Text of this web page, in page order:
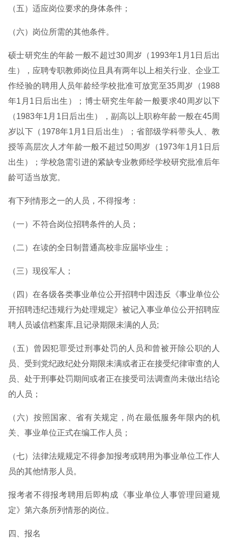
（五）适应岗位要求的身体条件；
（六）岗位所需的其他条件。
硕士研究生的年龄一般不超过30周岁（1993年1月1日后出
生），应聘专职教师岗位且具有两年以上相关行业、企业工
作经验的聘用人员年龄经学校批准可放宽至35周岁（1988
年1月1日后出生）；博士研究生年龄一般要求40周岁以下
（1983年1月1日后出生），副高以上职称年龄一般在45周
岁以下（1978年1月1日后出生）；省部级学科带头人、教
授等高层次人才年龄一般不超过50周岁（1973年1月1日后
出生）；学校急需引进的紧缺专业教师经学校研究批准后年
龄可适当放宽。
有下列情形之一的人员，不得报考：
（一）不符合岗位招聘条件的人员；
（二）在读的全日制普通高校非应届毕业生；
（三）现役军人；
（四）在各级各类事业单位公开招聘中因违反《事业单位公
开招聘违纪违规行为处理规定》被记入事业单位公开招聘应
聘人员诚信档案库,且记录期限未满的人员;
（五）曾因犯罪受过刑事处罚的人员和曾被开除公职的人
员、受到党纪政纪处分期限未满或者正在接受纪律审查的人
员、处于刑事处罚期间或者正在接受司法调查尚未做出结论
的人员；
（六）按照国家、省有关规定，尚在最低服务年限内的机
关、事业单位正式在编工作人员；
（七）法律法规规定不得参加报考或聘用为事业单位工作人
员的其他情形人员。
报考者不得报考聘用后即构成《事业单位人事管理回避规
定》第六条所列情形的岗位。
四、报名